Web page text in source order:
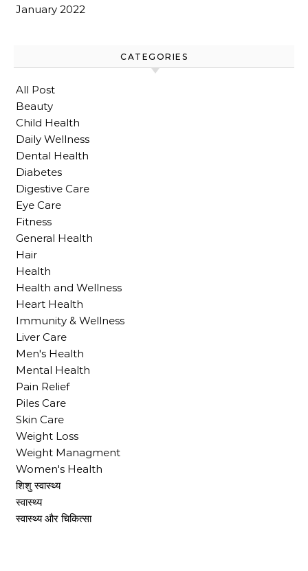
January 2022
CATEGORIES
All Post
Beauty
Child Health
Daily Wellness
Dental Health
Diabetes
Digestive Care
Eye Care
Fitness
General Health
Hair
Health
Health and Wellness
Heart Health
Immunity & Wellness
Liver Care
Men's Health
Mental Health
Pain Relief
Piles Care
Skin Care
Weight Loss
Weight Managment
Women's Health
शिशु स्वास्थ्य
स्वास्थ्य
स्वास्थ्य और चिकित्सा